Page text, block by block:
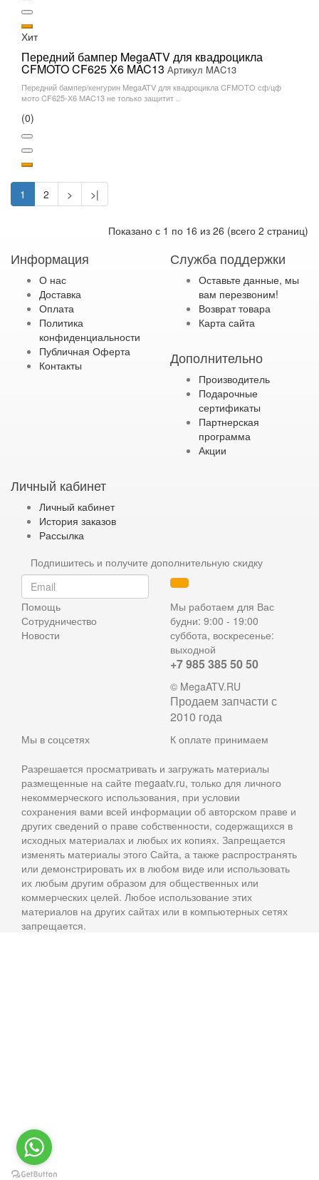
Хит
Передний бампер MegaATV для квадроцикла
CFMOTO CF625 X6 MAC13 Артикул MAC13
Передний бампер/кенгурин MegaATV для квадроцикла CFMOTO сф/цф
мото CF625-X6 MAC13 не только защитит ..
(0)
1 2 > >|
Показано с 1 по 16 из 26 (всего 2 страниц)
Информация
О нас
Доставка
Оплата
Политика
конфиденциальности
Публичная Оферта
Контакты
Служба поддержки
Оставьте данные, мы
вам перезвоним!
Возврат товара
Карта сайта
Дополнительно
Производитель
Подарочные
сертификаты
Партнерская
программа
Акции
Личный кабинет
Личный кабинет
История заказов
Рассылка
Подпишитесь и получите дополнительную скидку
Помощь
Сотрудничество
Новости
Мы работаем для Вас
будни: 9:00 - 19:00
суббота, воскресенье:
выходной
+7 985 385 50 50
© MegaATV.RU
Продаем запчасти с
2010 года
Мы в соцсетях К оплате принимаем
Разрешается просматривать и загружать материалы
размещенные на сайте megaatv.ru, только для личного
некоммерческого использования, при условии
сохранения вами всей информации об авторском праве и
других сведений о праве собственности, содержащихся в
исходных материалах и любых их копиях. Запрещается
изменять материалы этого Сайта, а также распространять
или демонстрировать их в любом виде или использовать
их любым другим образом для общественных или
коммерческих целей. Любое использование этих
материалов на других сайтах или в компьютерных сетях
запрещается.